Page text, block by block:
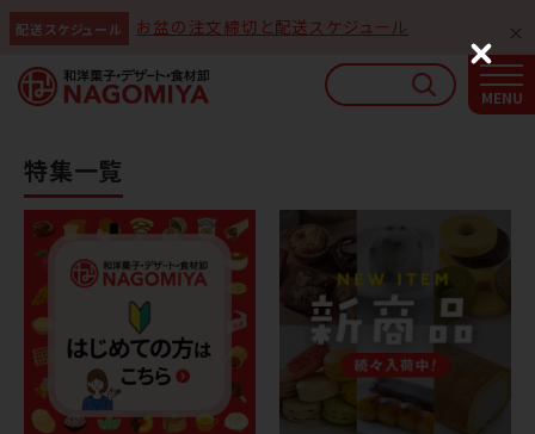
配送スケジュール お盆の注文締切と配送スケジュール
特集一覧
なごみやAIガイド
AIがなごみやの使い方をお答えします
C
l
o